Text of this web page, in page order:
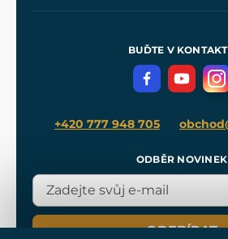
Meče pro Kingdom Come
BUĎTE V
+420 777 948 705
ODBĚR NOVINEK
ODEBÍRAT